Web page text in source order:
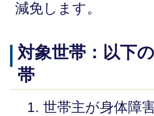
減免します。
対象世帯：以下
帯
世帯主が身体障